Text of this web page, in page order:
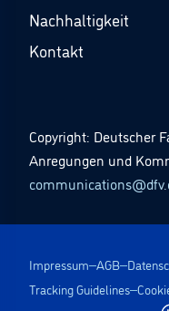
Nachhaltigkeit
Kontakt
Copyright: Deutscher
Anregungen und
Impressum AGB
Tracking Guidelines